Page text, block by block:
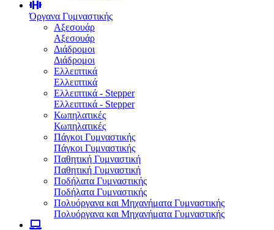
Όργανα Γυμναστικής
Αξεσουάρ
Αξεσουάρ
Διάδρομοι
Διάδρομοι
Ελλειπτικά
Ελλειπτικά
Ελλειπτικά - Stepper
Ελλειπτικά - Stepper
Κωπηλατικές
Κωπηλατικές
Πάγκοι Γυμναστικής
Πάγκοι Γυμναστικής
Παθητική Γυμναστική
Παθητική Γυμναστική
Ποδήλατα Γυμναστικής
Ποδήλατα Γυμναστικής
Πολυόργανα και Μηχανήματα Γυμναστικής
Πολυόργανα και Μηχανήματα Γυμναστικής